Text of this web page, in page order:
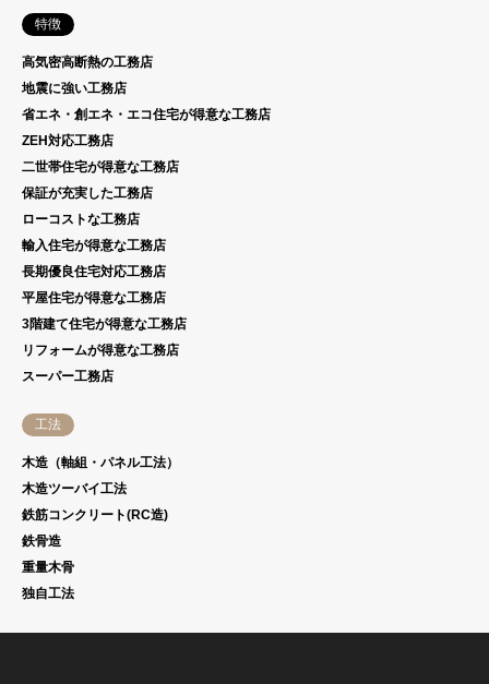
特徴
高気密高断熱の工務店
地震に強い工務店
省エネ・創エネ・エコ住宅が得意な工務店
ZEH対応工務店
二世帯住宅が得意な工務店
保証が充実した工務店
ローコストな工務店
輸入住宅が得意な工務店
長期優良住宅対応工務店
平屋住宅が得意な工務店
3階建て住宅が得意な工務店
リフォームが得意な工務店
スーパー工務店
工法
木造（軸組・パネル工法）
木造ツーバイ工法
鉄筋コンクリート(RC造)
鉄骨造
重量木骨
独自工法